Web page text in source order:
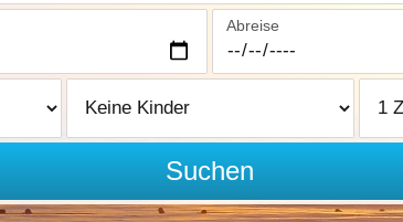
Abreise
Suchen